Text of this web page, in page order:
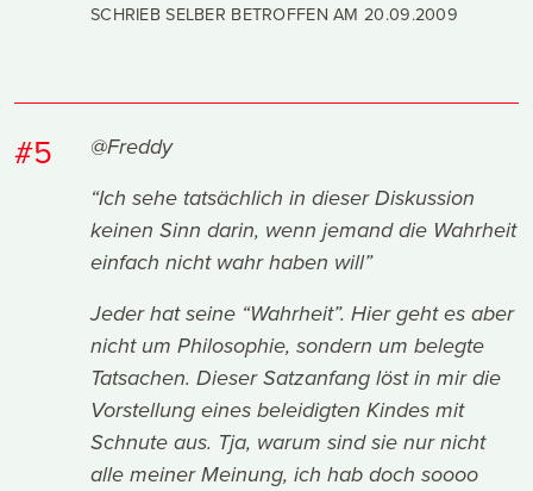
SCHRIEB SELBER BETROFFEN AM20.09.2009
#5
@Freddy
“Ich sehe tatsächlich in dieser Diskussion
keinen Sinn darin, wenn jemand die Wahrheit
einfach nicht wahr haben will”
Jeder hat seine “Wahrheit”. Hier geht es aber
nicht um Philosophie, sondern um belegte
Tatsachen. Dieser Satzanfang löst in mir die
Vorstellung eines beleidigten Kindes mit
Schnute aus. Tja, warum sind sie nur nicht
alle meiner Meinung, ich hab doch soooo